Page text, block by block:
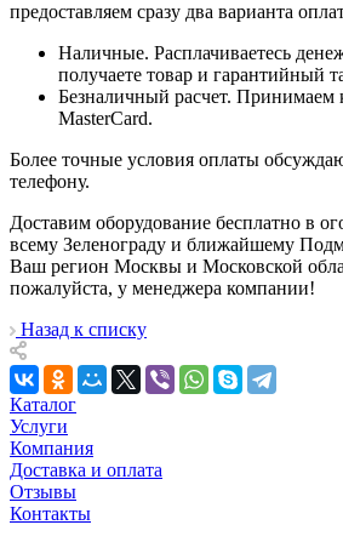
предоставляем сразу два варианта
Наличные. Расплачиваетесь
получаете товар и гарантийный
Безналичный расчет.
MasterCard.
Более точные условия оплаты
телефону.
Доставим оборудование бесплатно в
всему Зеленограду и ближайшему
Ваш регион Москвы и Московской
пожалуйста, у менеджера компании!
Назад к списку
Каталог
Услуги
Компания
Доставка и оплата
Отзывы
Контакты